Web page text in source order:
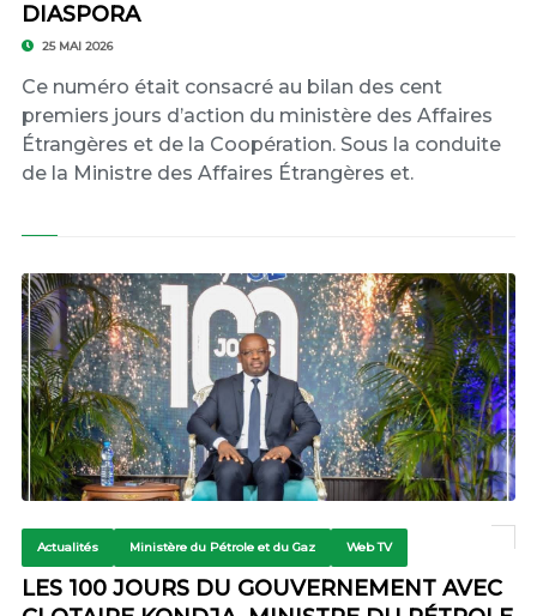
DIASPORA
25 MAI 2026
Ce numéro était consacré au bilan des cent
premiers jours d’action du ministère des Affaires
Étrangères et de la Coopération. Sous la conduite
de la Ministre des Affaires Étrangères et.
Actualités Ministère du Pétrole et du Gaz Web TV
LES 100 JOURS DU GOUVERNEMENT AVEC